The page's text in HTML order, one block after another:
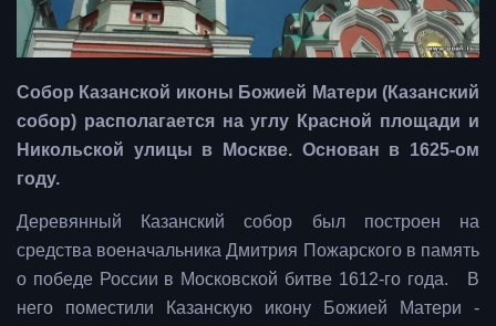
Собор Казанской иконы Божией Матери (Казанский
собор) располагается на углу Красной площади и
Никольской улицы в Москве. Основан в 1625-ом
году.
Деревянный Казанский собор был построен на
средства военачальника Дмитрия Пожарского в память
о победе России в Московской битве 1612-го года. В
него поместили Казанскую икону Божией Матери -